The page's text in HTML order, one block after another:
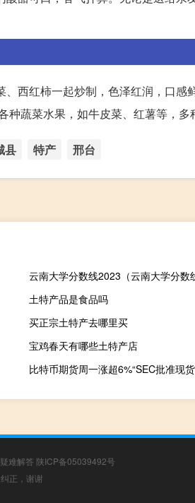
西红柿一起炒制，色泽红润，口感
种蔬菜水果，如牛皮菜、红薯等，多
县 特产 邢台
云南大学分数线2023（云南大学分数
土特产品是食品吗
买正宗土特产去哪里买
宝鸡春天有哪些土特产店
疑难解答 陕ICP备05039492号
正，谢谢